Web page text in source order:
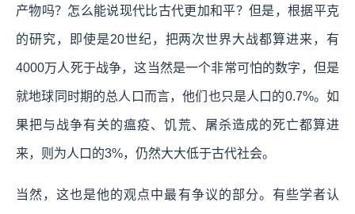
产物吗？怎么能说现代比古代更加和平？但是，根据平克
的研究，即使是20世纪，把两次世界大战都算进来，有
4000万人死于战争，这当然是一个非常可怕的数字，但是
就地球同时期的总人口而言，他们也只是人口的0.7%。如
果把与战争有关的瘟疫、饥荒、屠杀造成的死亡都算进
来，则为人口的3%，仍然大大低于古代社会。
当然，这也是他的观点中最有争议的部分。有些学者认